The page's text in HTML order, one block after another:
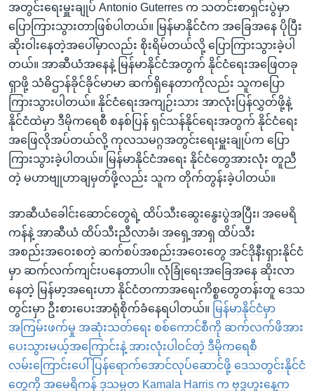
အတွင်းရေးမှူးချုပ် Antonio Guterres က သတင်းစာရှင်းပွဲမှာ
ပြောကြားသွားတာဖြစ်ပါတယ်။ မြန်မာနိုင်ငံက အခြေအနေ ပိုပြီး
ဆိုးဝါးနေတဲ့အပေါ်မှာလည်း စိုးရိမ်တယ်လို့ ပြောကြားသွားခဲ့ပါ
တယ်။ အာဆီယံအနေနဲ့ မြန်မာနိုင်ငံအတွက် နိုင်ငံရေးအဖြေတခု
ရှာဖို့ သံဓိဌာန်ခိုင်ခိုင်မာမာ ဆက်ရှိနေတာကိုလည်း သူကပြော
ကြားသွားပါတယ်။ နိုင်ငံရေးအကျဉ်းသား အာလုံးပြန်လွှတ်ဖို့နဲ့
နိုင်ငံထဲမှာ ဒီမိုကရေစီ စနစ်ပြန် ရှင်သန်နိုင်ရေးအတွက် နိုင်ငံရေး
အဖြေလိုအပ်တယ်လို့ ကုလသမဂ္ဂအတွင်းရေးမှူးချုပ်က ပြော
ကြားသွားခဲ့ပါတယ်။ မြန်မာနိုင်ငံအရေး နိုင်ငံတွေအားလုံး တူညီ
တဲ့ မဟာဗျုဟာချမှတ်ဖို့လည်း သူက တိုက်တွန်းခဲ့ပါတယ်။
အာဆီယံခေါင်းဆောင်တွေရဲ့ ထိပ်သီးဆွေးနွေးပွဲအပြီး၊ အမေရိ
ကန်နဲ့ အာဆီယံ ထိပ်သီးညီလာခံ၊ အရှေ့အာရှ ထိပ်သီး
အစည်းအဝေးစတဲ့ ဆက်စပ်အစည်းအဝေးတွေ အင်ဒိုနီးရှားနိုင်ငံ
မှာ ဆက်လက်ကျင်းပနေတာပါ။ လုံခြုံရေးအခြေအနေ ဆိုးလာ
နေတဲ့ မြန်မာ့အရေးဟာ နိုင်ငံတကာအရေးကိစ္စတွေတန်းတူ ဒေသ
တွင်းမှာ ဦးစားပေးအာရုံစိုက်ခံနေရပါတယ်။ မြန်မာနိုင်ငံမှာ
အကြမ်းဖက်မှု အဆုံးသတ်ရေး စစ်ကောင်စီကို ဆက်လက်ဖိအား
ပေးသွားမယ့်အကြောင်းနဲ့ အားလုံးပါဝင်တဲ့ ဒီမိုကရေစီ
လမ်းကြောင်းပေါ် ပြန်ရောက်အောင်လုပ်ဆောင်ဖို့ ဒေသတွင်းနိုင်ငံ
တွေကို အမေရိကန် ဒုသမ္မတ Kamala Harris က ဗုဒ္ဓဟူးနေ့က